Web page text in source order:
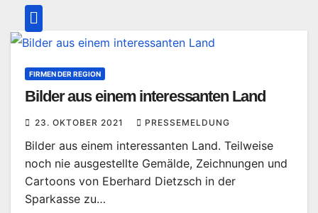
FIRMEN DER REGION
Bilder aus einem interessanten Land
23. OKTOBER 2021 PRESSEMELDUNG
Bilder aus einem interessanten Land. Teilweise
noch nie ausgestellte Gemälde, Zeichnungen und
Cartoons von Eberhard Dietzsch in der
Sparkasse zu…